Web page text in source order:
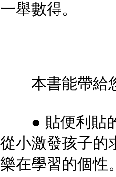
一舉數得。
本書能帶給
● 貼便利貼的
從小激發孩子的
樂在學習的個性